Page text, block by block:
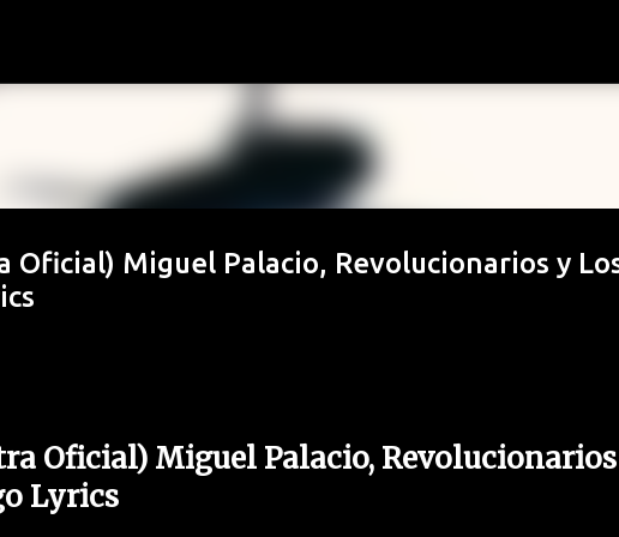
Oficial) Miguel Palacio, Revolucionarios y
Oficial) Miguel Palacio,
Lyrics